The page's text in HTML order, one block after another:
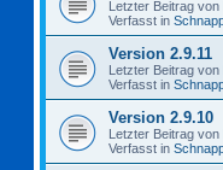
Letzter Beitrag von
Verfasst in
Version 2.9.11
Letzter Beitrag von
Verfasst in
Version 2.9.10
Letzter Beitrag von
Verfasst in